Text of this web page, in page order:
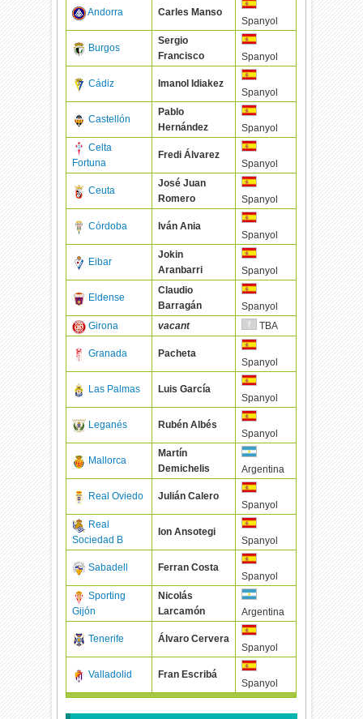
Andorra Carles Manso
Spanyol
Burgos
Sergio
Francisco
Spanyol
Cádiz Imanol Idiakez
Spanyol
Castellón
Pablo
Hernández
Spanyol
Celta
Fortuna
Fredi Álvarez
Spanyol
Ceuta
José Juan
Romero
Spanyol
Córdoba Iván Ania
Spanyol
Eibar
Jokin
Aranbarri
Spanyol
Eldense
Claudio
Barragán
Spanyol
Girona
vacant TBA
Granada Pacheta
Spanyol
Las Palmas Luis García
Spanyol
Leganés Rubén Albés
Spanyol
Mallorca
Martín
Demichelis
Argentina
Real Oviedo Julián Calero
Spanyol
Real
Sociedad B
Ion Ansotegi
Spanyol
Sabadell Ferran Costa
Spanyol
Sporting
Gijón
Nicolás
Larcamón
Argentina
Tenerife Álvaro Cervera
Spanyol
Valladolid Fran Escribá
Spanyol